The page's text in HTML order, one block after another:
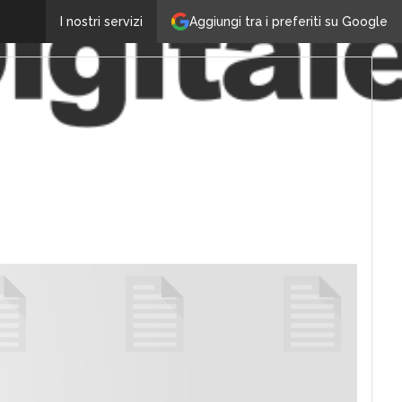
Aggiungi tra i preferiti su Google
I nostri servizi